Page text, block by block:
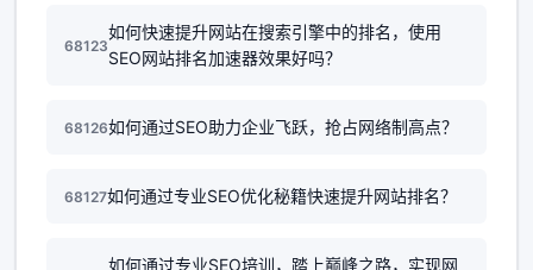
68123
如何快速提升网站在搜索引擎中的排名，使用
SEO网站排名加速器效果好吗？
68126如何通过SEO助力企业飞跃，抢占网络制高点？
68127如何通过专业SEO优化秘籍快速提升网站排名？
如何通过专业SEO培训，踏上巅峰之路，实现网